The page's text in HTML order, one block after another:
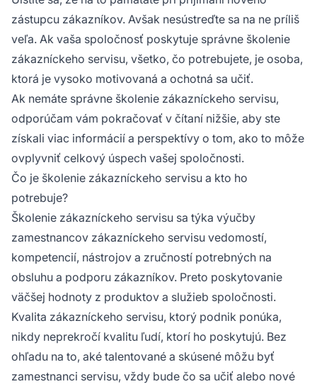
zástupcu zákazníkov. Avšak nesústreďte sa na ne príliš
veľa. Ak vaša spoločnosť poskytuje správne školenie
zákazníckeho servisu, všetko, čo potrebujete, je osoba,
ktorá je vysoko motivovaná a ochotná sa učiť.
Ak nemáte správne školenie zákazníckeho servisu,
odporúčam vám pokračovať v čítaní nižšie, aby ste
získali viac informácií a perspektívy o tom, ako to môže
ovplyvniť celkový úspech vašej spoločnosti.
Čo je školenie zákazníckeho servisu a kto ho
potrebuje?
Školenie zákazníckeho servisu sa týka výučby
zamestnancov zákazníckeho servisu vedomostí,
kompetencií, nástrojov a zručností potrebných na
obsluhu a podporu zákazníkov. Preto poskytovanie
väčšej hodnoty z produktov a služieb spoločnosti.
Kvalita zákazníckeho servisu, ktorý podnik ponúka,
nikdy neprekročí kvalitu ľudí, ktorí ho poskytujú. Bez
ohľadu na to, aké talentované a skúsené môžu byť
zamestnanci servisu, vždy bude čo sa učiť alebo nové